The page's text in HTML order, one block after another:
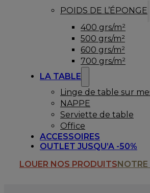
POIDS DE L’ÉPONGE
400 grs/m²
500 grs/m²
600 grs/m²
700 grs/m²
LA TABLE
Linge de table sur
NAPPE
Serviette de table
Office
ACCESSOIRES
OUTLET JUSQU’A -50%
LOUER NOS PRODUITSNOTRE